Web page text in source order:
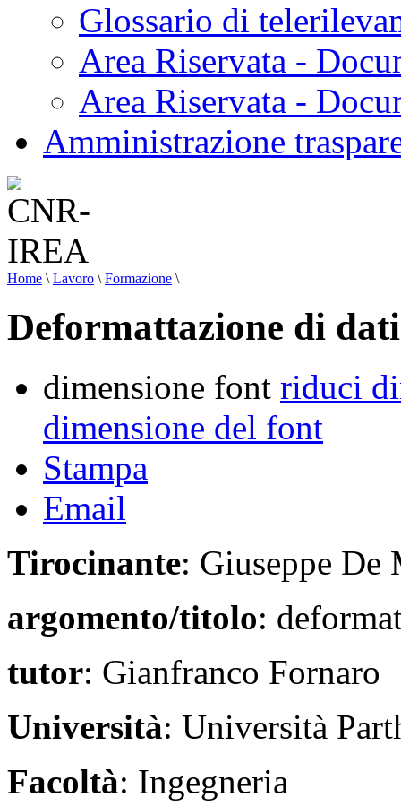
Glossario di
Area Riservata -
Area Riservata -
Amministrazione
Home \ Lavoro \ Formazione \
Deformattazione di
dimensione font riduci
dimensione del font
Stampa
Email
Tirocinante: Giuseppe De
argomento/titolo:
tutor: Gianfranco Fornaro
Università: Università
Facoltà: Ingegneria